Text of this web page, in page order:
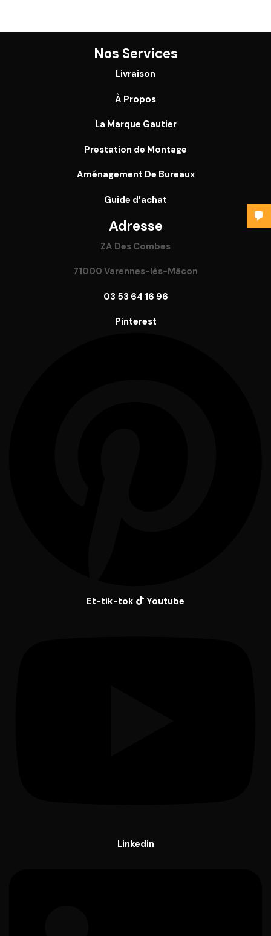
Nos Services
Livraison
À Propos
La Marque Gautier
Prestation de Montage
Aménagement De Bureaux
Guide d’achat
Adresse
ZA Des Combes
71000 Varennes-lès-Mâcon
03 53 64 16 96
Pinterest
Et-tik-tok Youtube
Linkedin